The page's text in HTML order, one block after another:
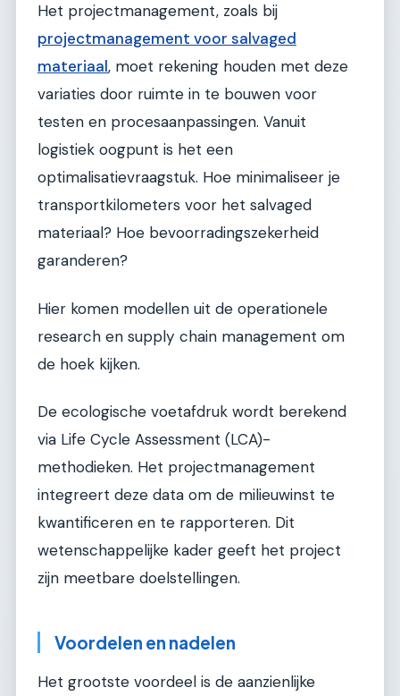
Het projectmanagement, zoals bij
projectmanagement voor salvaged
materiaal, moet rekening houden met deze
variaties door ruimte in te bouwen voor
testen en procesaanpassingen. Vanuit
logistiek oogpunt is het een
optimalisatievraagstuk. Hoe minimaliseer je
transportkilometers voor het salvaged
materiaal? Hoe bevoorradingszekerheid
garanderen?
Hier komen modellen uit de operationele
research en supply chain management om
de hoek kijken.
De ecologische voetafdruk wordt berekend
via Life Cycle Assessment (LCA)-
methodieken. Het projectmanagement
integreert deze data om de milieuwinst te
kwantificeren en te rapporteren. Dit
wetenschappelijke kader geeft het project
zijn meetbare doelstellingen.
Voordelen en nadelen
Het grootste voordeel is de aanzienlijke